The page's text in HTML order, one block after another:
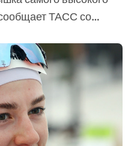
ТАСС со…